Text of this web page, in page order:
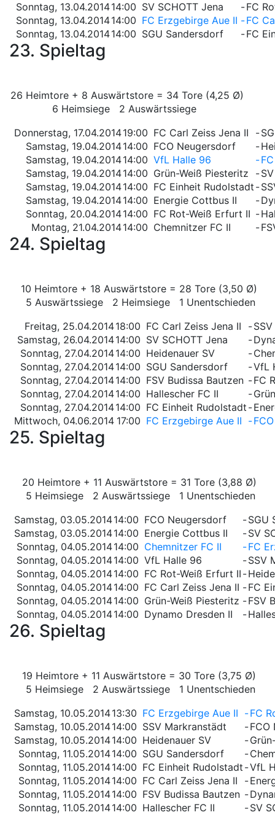
Sonntag, 13.04.201414:00 SV SCHOTT Jena -FC
Sonntag, 13.04.201414:00 FC Erzgebirge Aue II -FC
Sonntag, 13.04.201414:00 SGU Sandersdorf -FC
23. Spieltag
26 Heimtore + 8 Auswärtstore = 34 Tore (4,25 Ø)
6 Heimsiege 2 Auswärtssiege
Donnerstag, 17.04.201419:00 FC Carl Zeiss Jena II -
Samstag, 19.04.201414:00 FCO Neugersdorf -
Samstag, 19.04.201414:00 VfL Halle 96 -
Samstag, 19.04.201414:00 Grün-Weiß Piesteritz -
Samstag, 19.04.201414:00 FC Einheit Rudolstadt -
Samstag, 19.04.201414:00 Energie Cottbus II -
Sonntag, 20.04.201414:00 FC Rot-Weiß Erfurt II -
Montag, 21.04.201414:00 Chemnitzer FC II -
24. Spieltag
10 Heimtore + 18 Auswärtstore = 28 Tore (3,50 Ø)
5 Auswärtssiege 2 Heimsiege 1 Unentschieden
Freitag, 25.04.201418:00 FC Carl Zeiss Jena II -
Samstag, 26.04.201414:00 SV SCHOTT Jena -
Sonntag, 27.04.201414:00 Heidenauer SV -
Sonntag, 27.04.201414:00 SGU Sandersdorf -VfL
Sonntag, 27.04.201414:00 FSV Budissa Bautzen -FC
Sonntag, 27.04.201414:00 Hallescher FC II -
Sonntag, 27.04.201414:00 FC Einheit Rudolstadt -
Mittwoch, 04.06.2014 17:00 FC Erzgebirge Aue II -
25. Spieltag
20 Heimtore + 11 Auswärtstore = 31 Tore (3,88 Ø)
5 Heimsiege 2 Auswärtssiege 1 Unentschieden
Samstag, 03.05.201414:00 FCO Neugersdorf -SGU
Samstag, 03.05.201414:00 Energie Cottbus II -SV
Sonntag, 04.05.201414:00 Chemnitzer FC II -FC
Sonntag, 04.05.201414:00 VfL Halle 96 -SSV
Sonntag, 04.05.201414:00 FC Rot-Weiß Erfurt II -
Sonntag, 04.05.201414:00 FC Carl Zeiss Jena II -FC
Sonntag, 04.05.201414:00 Grün-Weiß Piesteritz -FSV
Sonntag, 04.05.201414:00 Dynamo Dresden II -
26. Spieltag
19 Heimtore + 11 Auswärtstore = 30 Tore (3,75 Ø)
5 Heimsiege 2 Auswärtssiege 1 Unentschieden
Samstag, 10.05.201413:30 FC Erzgebirge Aue II -FC
Samstag, 10.05.201414:00 SSV Markranstädt -FCO
Samstag, 10.05.201414:00 Heidenauer SV -
Sonntag, 11.05.201414:00 SGU Sandersdorf -
Sonntag, 11.05.201414:00 FC Einheit Rudolstadt -VfL
Sonntag, 11.05.201414:00 FC Carl Zeiss Jena II -
Sonntag, 11.05.201414:00 FSV Budissa Bautzen -
Sonntag, 11.05.201414:00 Hallescher FC II -SV